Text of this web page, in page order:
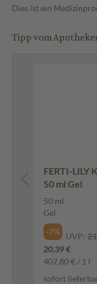
Dies ist ein
Tipp vom
FERTI-LILY
50 ml Gel
50 ml
Gel
-7%
UVP:
20,39 €
407,80 € / 1 l
sofort